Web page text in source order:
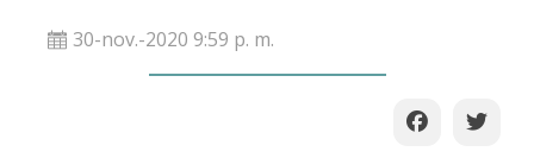
30-nov.-2020 9:59 p. m.